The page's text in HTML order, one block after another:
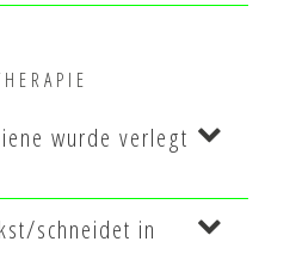
wurde verlegt
schneidet in